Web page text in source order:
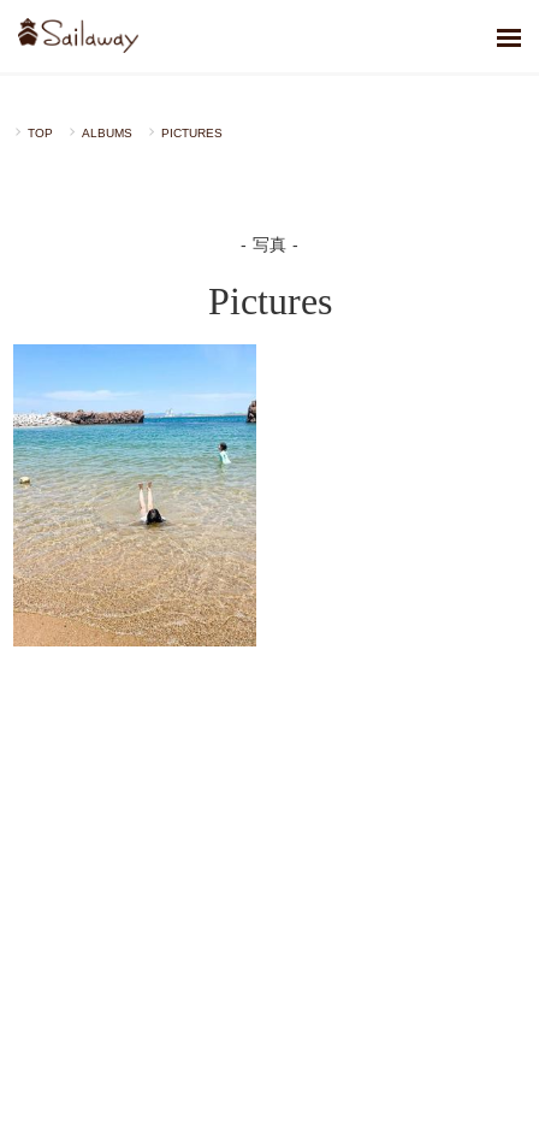
TOP ALBUMS PICTURES
写真
Pictures